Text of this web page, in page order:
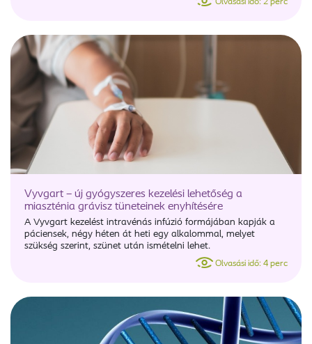
Vyvgart – új gyógyszeres kezelési lehetőség a
miaszténia grávisz tüneteinek enyhítésére
A Vyvgart kezelést intravénás infúzió formájában kapják a
páciensek, négy héten át heti egy alkalommal, melyet
szükség szerint, szünet után ismételni lehet.
Olvasási idő: 4 perc